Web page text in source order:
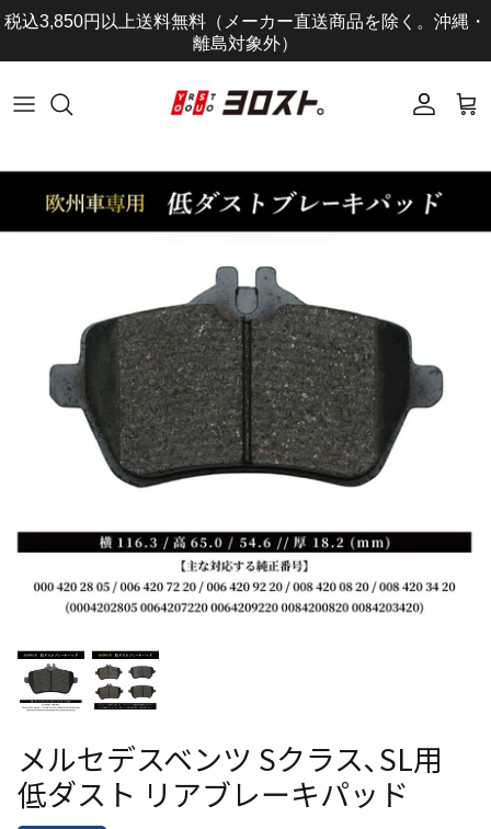
コ
テ
ツ
ス
税込3,850円以上送料無料（メーカー直送商品を除く。沖縄・
離島対象外）
メルセデスベンツ Sクラス､SL用
低ダスト リアブレーキパッド